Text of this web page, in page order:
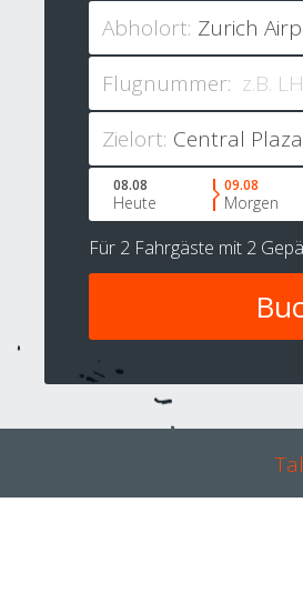
Abholort:
Flugnummer:
Zielort:
08.08
Heute
09.08
Morgen
Für 2 Fahrgäste mit 2